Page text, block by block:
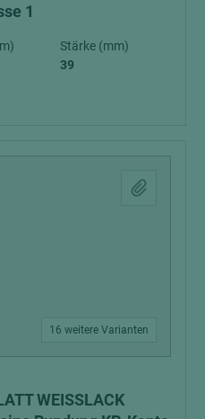
1
Stärke (mm)
39
16 weitere Varianten
WEISSLACK